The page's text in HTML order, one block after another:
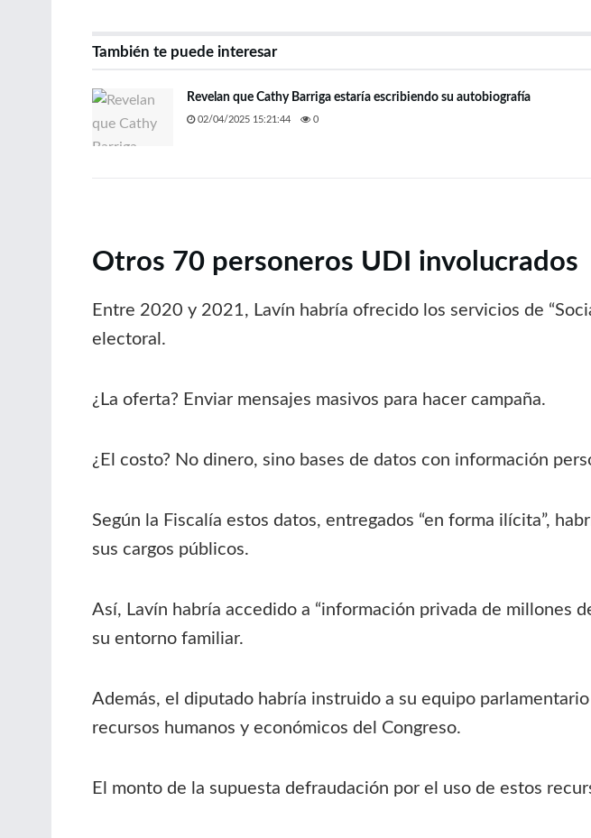
También te puede interesar
Revelan que Cathy Barriga estaría escribiendo su autobiografía
02/04/2025 15:21:44 0
Otros 70 personeros UDI involucrados
Entre 2020 y 2021, Lavín habría ofrecido los servicios de
electoral.
¿La oferta? Enviar mensajes masivos para hacer campaña.
¿El costo? No dinero, sino bases de datos con información
Según la Fiscalía estos datos, entregados “en forma ilícita”,
sus cargos públicos.
Así, Lavín habría accedido a “información privada de millones
su entorno familiar.
Además, el diputado habría instruido a su equipo
recursos humanos y económicos del Congreso.
El monto de la supuesta defraudación por el uso de estos